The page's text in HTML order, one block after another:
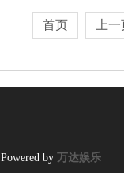
首页 上
Powered by 万达娱乐